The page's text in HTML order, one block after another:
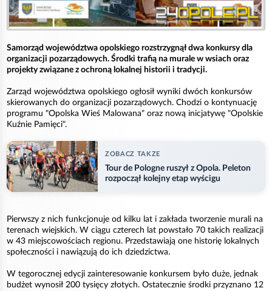
Samorząd województwa opolskiego rozstrzygnął dwa konkursy dla
organizacji pozarządowych. Środki trafią na murale w wsiach oraz
projekty związane z ochroną lokalnej historii i tradycji.
Zarząd województwa opolskiego ogłosił wyniki dwóch konkursów
skierowanych do organizacji pozarządowych. Chodzi o kontynuację
programu "Opolska Wieś Malowana" oraz nową inicjatywę "Opolskie
Kuźnie Pamięci".
ZOBACZ TAKZE
Tour de Pologne ruszył z Opola. Peleton
rozpoczął kolejny etap wyścigu
Pierwszy z nich funkcjonuje od kilku lat i zakłada tworzenie murali na
terenach wiejskich. W ciągu czterech lat powstało 70 takich realizacji
w 43 miejscowościach regionu. Przedstawiają one historię lokalnych
społeczności i nawiązują do ich dziedzictwa.
W tegorocznej edycji zainteresowanie konkursem było duże, jednak
budżet wynosił 200 tysięcy złotych. Ostatecznie środki przyznano 12